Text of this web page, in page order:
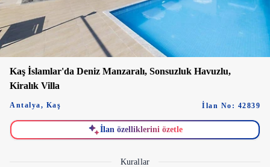
Kaş İslamlar'da Deniz Manzaralı, Sonsuzluk Havuzlu,
Kiralık Villa
Antalya, Kaş İlan No: 42839
İlan özelliklerini özetle
Kurallar